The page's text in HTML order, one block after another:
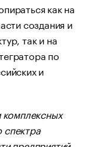
как на
создания и
так и на
по
и